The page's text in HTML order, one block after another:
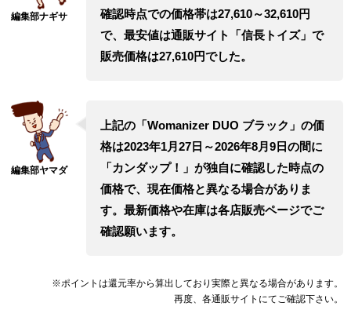
確認時点での価格帯は27,610～32,610円
で、最安値は通販サイト「信長トイズ」で
販売価格は27,610円でした。
上記の「Womanizer DUO ブラック」の価
格は2023年1月27日～2026年8月9日の間に
「カンダップ！」が独自に確認した時点の
価格で、現在価格と異なる場合がありま
す。最新価格や在庫は各店販売ページでご
確認願います。
※ポイントは還元率から算出しており実際と異なる場合があります。
再度、各通販サイトにてご確認下さい。